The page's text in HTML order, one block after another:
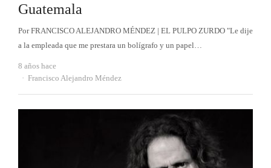
Guatemala
Por FRANCISCO ALEJANDRO MÉNDEZ | EL PULPO ZURDO "Le dije
a la empleada que me prestara un bolígrafo y un papel…
8 años hace
Autor
Francisco Alejandro Méndez